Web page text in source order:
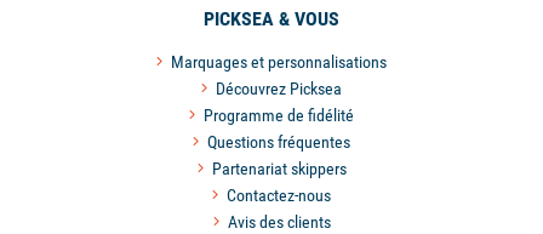
PICKSEA & VOUS
Marquages et personnalisations
Découvrez Picksea
Programme de fidélité
Questions fréquentes
Partenariat skippers
Contactez-nous
Avis des clients